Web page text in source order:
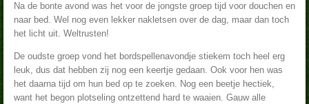
Na de bonte avond was het voor de jongste groep tijd voor douchen en
naar bed. Wel nog even lekker nakletsen over de dag, maar dan toch
het licht uit. Weltrusten!
De oudste groep vond het bordspellenavondje stiekem toch heel erg
leuk, dus dat hebben zij nog een keertje gedaan. Ook voor hen was
het daarna tijd om hun bed op te zoeken. Nog een beetje hectiek,
want het begon plotseling ontzettend hard te waaien. Gauw alle